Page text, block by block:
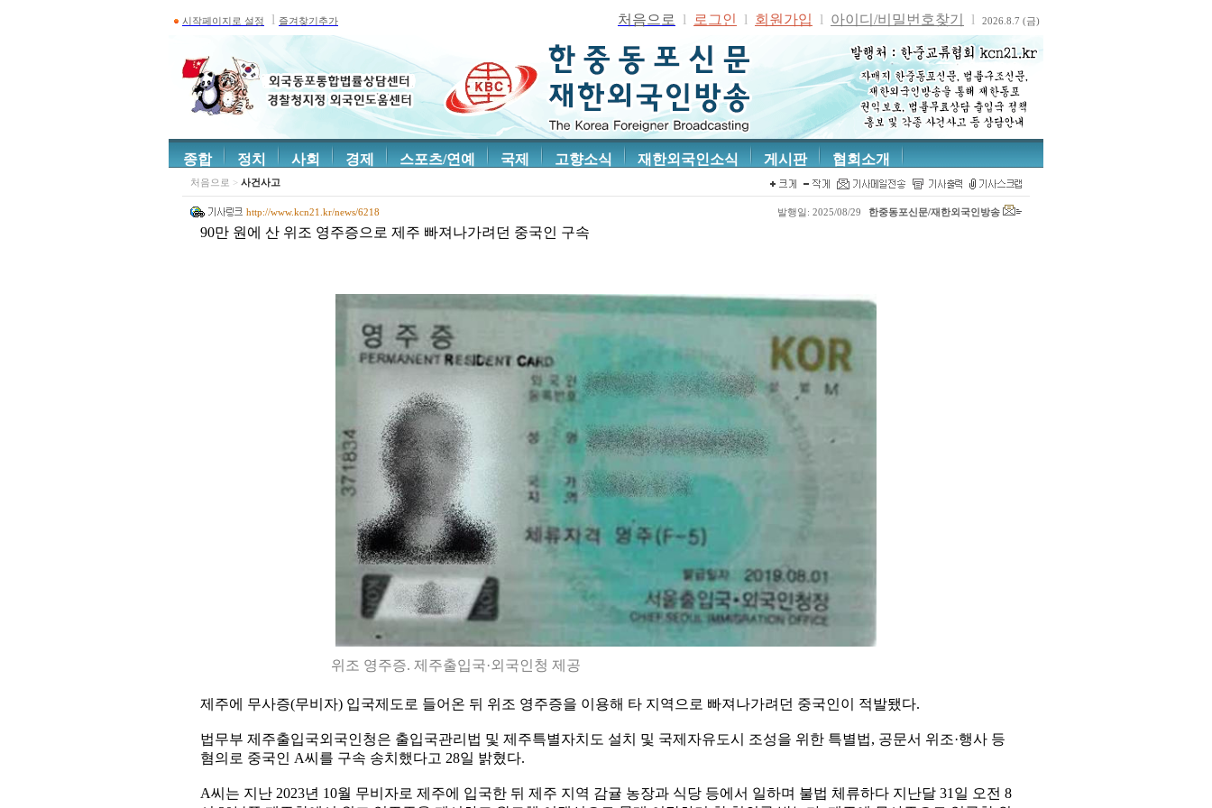
시작페이지로 설정 l 즐겨찾기추가 처음으로 l 로그인 l 회원가입 l 아이디/비밀번호찾기 l 2026.8.7 (금)
종합 정치 사회 경제 스포츠/연예 국제 고향소식 재한외국인소식 게시판 협회소개
전체기사
처음으로 >사건사고
http://www.kcn21.kr/news/6218 발행일: 2025/08/29 한중동포신문/재한외국인방송
90만 원에 산 위조 영주증으로 제주 빠져나가려던 중국인 구속
위조 영주증. 제주출입국·외국인청 제공
제주에 무사증(무비자) 입국제도로 들어온 뒤 위조 영주증을 이용해 타 지역으로 빠져나가려던 중국인이 적발됐다.
법무부 제주출입국외국인청은 출입국관리법 및 제주특별자치도 설치 및 국제자유도시 조성을 위한 특별법, 공문서 위조·행사 등
혐의로 중국인 A씨를 구속 송치했다고 28일 밝혔다.
A씨는 지난 2023년 10월 무비자로 제주에 입국한 뒤 제주 지역 감귤 농장과 식당 등에서 일하며 불법 체류하다 지난달 31일 오전 8